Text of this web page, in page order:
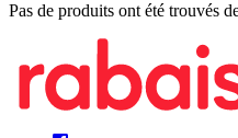
Pas de produits ont été trouvés